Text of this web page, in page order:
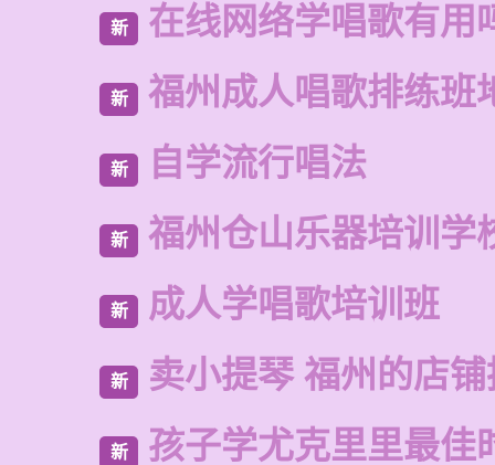
新 在线网络学唱歌有用
新 福州成人唱歌排练班
新 自学流行唱法
新 福州仓山乐器培训学
新 成人学唱歌培训班
新 卖小提琴 福州的店
新 孩子学尤克里里最佳